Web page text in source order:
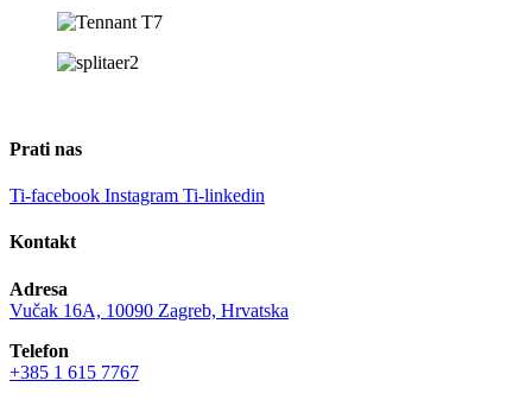
Prati nas
Ti-facebook Instagram Ti-linkedin
Kontakt
Adresa
Vučak 16A, 10090 Zagreb, Hrvatska
Telefon
+385 1 615 7767